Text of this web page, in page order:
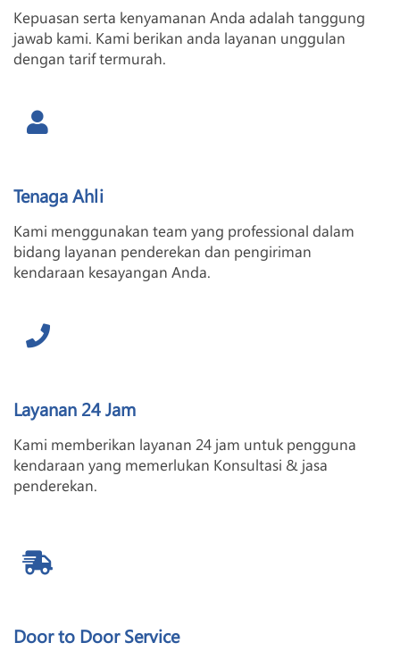
Kepuasan serta kenyamanan Anda adalah tanggung
jawab kami. Kami berikan anda layanan unggulan
dengan tarif termurah.
Tenaga Ahli
Kami menggunakan team yang professional dalam
bidang layanan penderekan dan pengiriman
kendaraan kesayangan Anda.
Layanan 24 Jam
Kami memberikan layanan 24 jam untuk pengguna
kendaraan yang memerlukan Konsultasi & jasa
penderekan.
Door to Door Service